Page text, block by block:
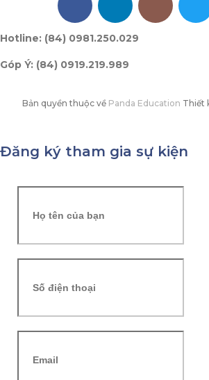
Hotline: (84) 0981.250.029
Góp Ý: (84) 0919.219.989
Bản quyền thuộc về Panda Education Thiết
Đăng ký tham gia sự kiện